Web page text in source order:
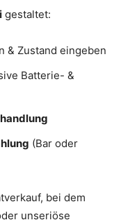
gestaltet:
& Zustand eingeben
Batterie- &
(Bar oder
bei dem
unseriöse